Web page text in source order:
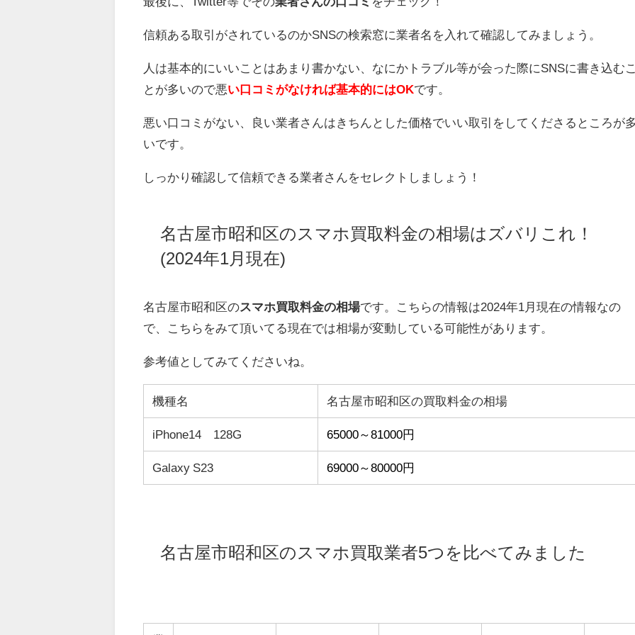
信頼ある取引がされているのかSNSの検索窓に業者名を入れて確認してみましょう。
人は基本的にいいことはあまり書かない、なにかトラブル等が会った際にSNSに書き込む
とが多いので悪い口コミがなければ基本的にはOKです。
悪い口コミがない、良い業者さんはきちんとした価格でいい取引をしてくださるところが
いです。
しっかり確認して信頼できる業者さんをセレクトしましょう！
名古屋市昭和区のスマホ買取料金の相場はズバリこれ！
(2024年1月現在)
名古屋市昭和区のスマホ買取料金の相場です。こちらの情報は2024年1月現在の情報なの
で、こちらをみて頂いてる現在では相場が変動している可能性があります。
参考値としてみてくださいね。
機種名 名古屋市昭和区の買取料金の相場
iPhone14 128G 65000～81000円
Galaxy S23 69000～80000円
名古屋市昭和区のスマホ買取業者5つを比べてみました